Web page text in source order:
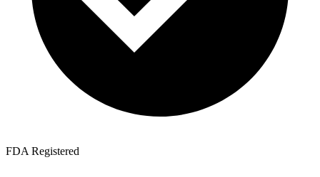
FDA Registered